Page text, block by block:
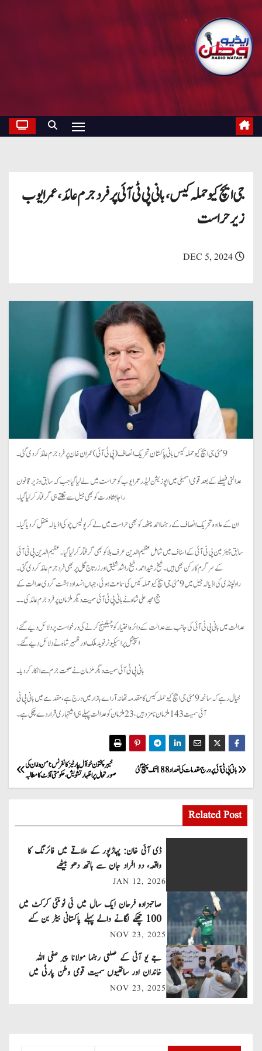
جی ایچ کیو حملہ کیس، بانی پی ٹی آئی پر فرد جرم عائد، عمر ایوب
زیر حراست
DEC 5, 2024
9 مئی جی ایچ کیو حملہ کیس بانی پاکستان تحریک انصاف (پی ٹی آئی) عمران خان پر فرد جرم عائد کردی گئی۔
عدالتی فیصلے کے بعد قومی اسمبلی میں اپوزیشن لیڈر عمر ایوب کو حراست میں لے لیا گیا جب کہ سابق وزیر قانون
راجا بشاورت کو بھی جیل سے نکلتے ہی گرفتار کرلیا گیا۔
ان کے علاوہ تحریک انصاف کے رہنما احمد چٹھہ کو بھی حراست میں لے کر پولیس چوکی اڈیالہ منتقل کردیا گیا۔
سابق چیئرمین پی ٹی آئی کے اسٹاف میں شامل عظیم الدین عرف بلا کو بھی گرفتار کر لیا گیا ۔عظیم الدین پی ٹی آئی
کے سرگرم کارکن بھی ہیں۔ شیخ رشید احمد، شیخ راشد شفیق اور زرتاج گل پر بھی فرد جرم عائد کر دی گئی۔
راولپنڈی کی اڈیالہ جیل میں 9 مئی جی ایچ کیو حملہ کیس کی سماعت ہوئی، جہاں انسداد دہشت گردی عدالت کے
جج امجد علی شاہ نے بانی پی ٹی آئی سمیت دیگر ملزمان پر فرد جرم عائد کی۔۔
عدالت میں بانی پی ٹی آئی کی جانب سےعدالت کے دائرہ اختیار کو چیلینج کرنے کی درخواست پر دلائل دیے گئے،
اسپیشل پراسیکیوٹر نوید ملک اور ظہیر شاہ نے دلائل دیے گئے۔
بانی پی ٹی آئی سمیت دیگر ملزمان نے صحت جرم سے انکار کردیا۔
خیال رہے کہ سانحہ 9 مئی جی ایچ کیو حملہ کیس کا مقدمہ تھانہ آر اے بازار میں درج ہے، مقدمےمیں بانی پی ٹی
آئی سمیت 143 ملزمان نامزد ہیں، 23 ملزمان کو عدالت پہلے ہی اشتہاری قرار دے چکی ہے۔
P
o
s
t
a
v
i
g
a
خیبرپختون خوا آل پارٹیز کانفرنس: امن و امان کی
صورتحال پر اظہار تشویش، حکومتی آڈٹ کا مطالبہ
بانیٔ پی ٹی آئی پر درج مقدمات کی تعداد 188 تک پہنچ گئی
Related Post
ڈی آئی خان: پہاڑپور کے علاقے میں فائرنگ کا
واقعہ، دو افراد جان سے ہاتھ دھو بیٹھے
JAN 12, 2026
صاحبزادہ فرحان ایک سال میں ٹی ٹوئنٹی کرکٹ میں
100 چھکے لگانے والے پہلے پاکستانی بیٹر بن گئے
NOV 23, 2025
جے یو آئی کے ضلعی رہنما مولانا پیر صفی اللہ
خاندان اور ساتھیوں سمیت قومی وطن پارٹی میں
شامل
NOV 23, 2025